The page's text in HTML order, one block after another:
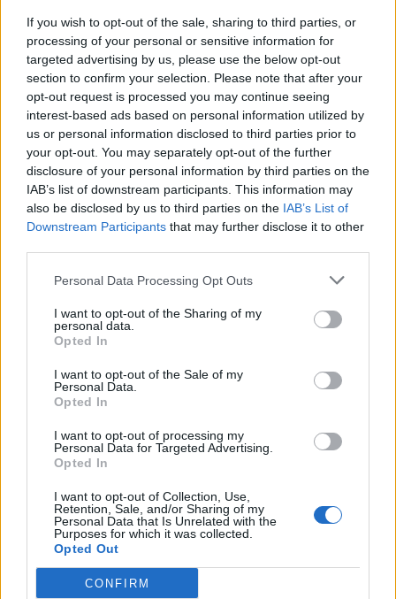
If you wish to opt-out of the sale, sharing to third parties, or
processing of your personal or sensitive information for
targeted advertising by us, please use the below opt-out
section to confirm your selection. Please note that after your
opt-out request is processed you may continue seeing
interest-based ads based on personal information utilized by
us or personal information disclosed to third parties prior to
your opt-out. You may separately opt-out of the further
disclosure of your personal information by third parties on the
IAB’s list of downstream participants. This information may
also be disclosed by us to third parties on the IAB’s List of
Downstream Participants that may further disclose it to other
Personal Data Processing Opt Outs
I want to opt-out of the Sharing of my
personal data.
Opted In
I want to opt-out of the Sale of my
Personal Data.
Opted In
I want to opt-out of processing my
Personal Data for Targeted Advertising.
Opted In
I want to opt-out of Collection, Use,
Retention, Sale, and/or Sharing of my
Personal Data that Is Unrelated with the
Purposes for which it was collected.
Opted Out
CONFIRM
Λακωνία: Η Ελένη αύριο θα έπιανε δουλειά –
«Έφυγε» σε τροχαίο και βύθισε στο πένθος
την Απιδιά
05/08/2026 10:25
Εθελοντής πυροσβέστης έσωσε δεκάδες
σπίτια, αλλά κάηκε το δικό του